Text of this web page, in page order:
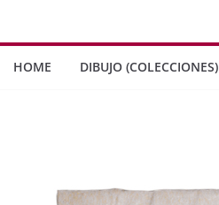
HOME DIBUJO (COLECCIONES)